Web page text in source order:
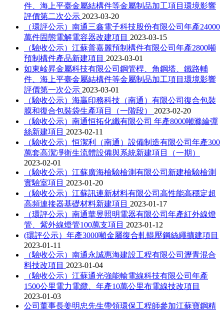
件、海上平臺金屬結構件等金屬制品加工項目環境影響
評價第二次公示 2023-03-20
（環評公示）南通三鑫電子科技股份有限公司年產24000
萬件固態電解電容器改建項目 2023-03-15
（驗收公示）江蘇普嘉麗預制構件有限公司年產2800噸
預制構件產品新建項目 2023-03-01
如東崯昇金屬科技有限公司鋼管桿、角鋼塔、鐵路輔
件、海上平臺金屬結構件等金屬制品加工項目環境影響
評價第一次公示 2023-03-01
（驗收公示）海贏印務科技（南通）有限公司復合包裝
膜和復合包裝袋生產項目（一階段） 2023-02-20
（驗收公示）南通恒拓化纖有限公司 年產8000噸滌綸彈
絲新建項目 2023-02-11
（驗收公示）恒潔利（南通）設備制造有限公司年產300
萬套高潔凈衛生流體設備與系統新建項目（一期）
2023-02-01
（驗收公示）江蘇廣海檢驗檢測有限公司新建檢驗檢測
實驗室項目 2023-01-20
（驗收公示）江蘇訊連新材料有限公司高性能高穩定超
高頻連接器基礎材料新建項目 2023-01-17
（環評公示）南通華昱照明電器有限公司年產紅外線燈
管、紫外線燈管100萬支項目 2023-01-12
(環評公示）年產3000噸金屬復合軋輥壓鋼絲繩擴建項目
2023-01-11
（驗收公示）南通永誠惠海建設工程有限公司瀝青混合
料技改項目 2023-01-04
（驗收公示）江蘇通光強能輸電線科技有限公司年產
1500公里電力電纜、年產10萬公里布電線技改項目
2023-01-03
公司董事長姜明忠先生帶領環保工程師參加江蘇寶鋼精